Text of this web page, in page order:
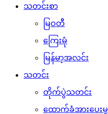
သတင်းစာ
မြဝတီ
ကြေးမုံ
မြန်မာ့အလင်း
သတင်း
တိုက်ပွဲသတင်း
ထောက်ခံအားပေးမှု